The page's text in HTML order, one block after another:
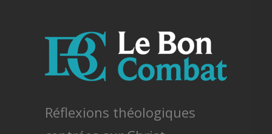
Réflexions théologiques